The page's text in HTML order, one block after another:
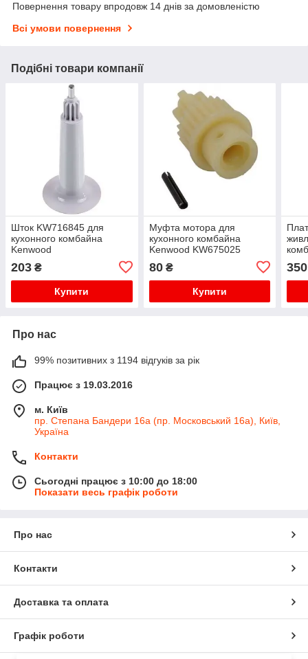
Повернення товару впродовж 14 днів за домовленістю
Всі умови повернення
Подібні товари компанії
Шток KW716845 для
кухонного комбайна
Kenwood
203 ₴
Купити
Муфта мотора для
кухонного комбайна
Kenwood KW675025
80₴
Купити
350
Про нас
99% позитивних з 1194 відгуків за рік
Працює з 19.03.2016
м. Київ
пр. Степана Бандери 16а (пр. Московський 16а), Київ,
Україна
Контакти
Сьогодні працює з 10:00 до 18:00
Показати весь графік роботи
Про нас
Контакти
Доставка та оплата
Графік роботи